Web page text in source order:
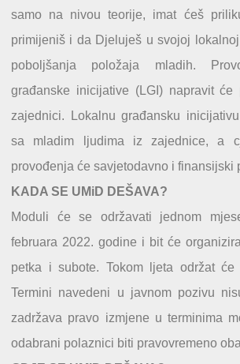
samo na nivou teorije, imat ćeš
primijeniš i da Djeluješ u svojoj
poboljšanja položaja mladih.
građanske inicijative (LGI) napravit će
zajednici. Lokalnu građansku
sa mladim ljudima iz zajednice, a
provođenja će savjetodavno i finansijski
KADA SE UMiD DEŠAVA?
Moduli će se održavati jednom
februara 2022. godine i bit će
petka i subote. Tokom ljeta održat
Termini navedeni u javnom pozivu
zadržava pravo izmjene u terminima
odabrani polaznici biti pravovremeno